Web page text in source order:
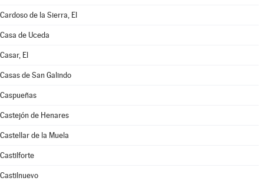
Cardoso de la Sierra, El
Casa de Uceda
Casar, El
Casas de San Galindo
Caspueñas
Castejón de Henares
Castellar de la Muela
Castilforte
Castilnuevo